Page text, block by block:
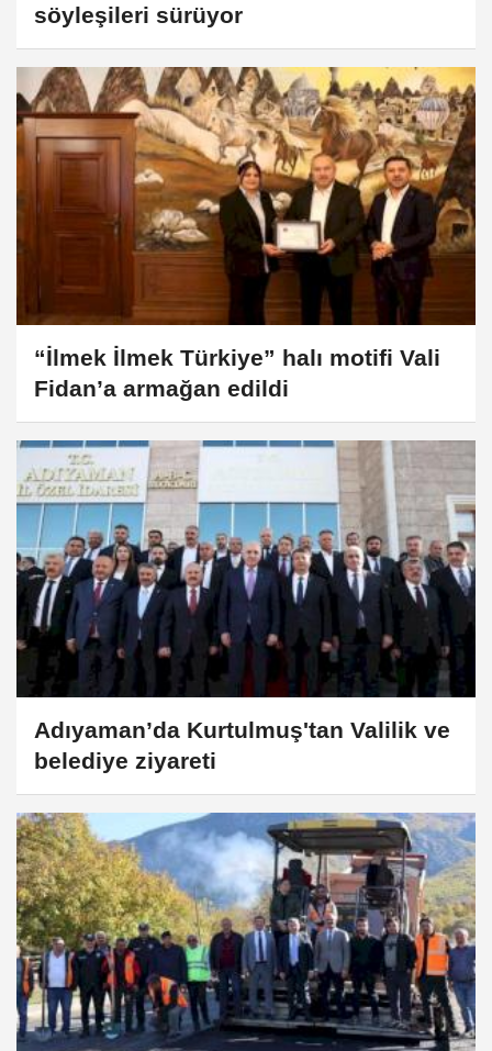
söyleşileri sürüyor
“İlmek İlmek Türkiye” halı motifi Vali
Fidan’a armağan edildi
Adıyaman’da Kurtulmuş'tan Valilik ve
belediye ziyareti